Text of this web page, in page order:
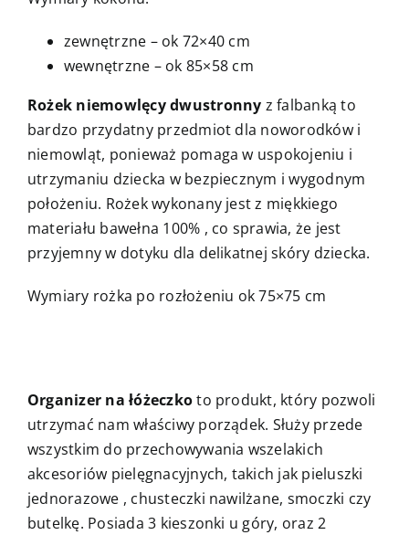
zewnętrzne – ok 72×40 cm
wewnętrzne – ok 85×58 cm
Rożek niemowlęcy dwustronny z falbanką to
bardzo przydatny przedmiot dla noworodków i
niemowląt, ponieważ pomaga w uspokojeniu i
utrzymaniu dziecka w bezpiecznym i wygodnym
położeniu. Rożek wykonany jest z miękkiego
materiału bawełna 100% , co sprawia, że jest
przyjemny w dotyku dla delikatnej skóry dziecka.
Wymiary rożka po rozłożeniu ok 75×75 cm
Organizer na łóżeczkoto produkt, który pozwoli
utrzymać nam właściwy porządek. Służy przede
wszystkim do przechowywania wszelakich
akcesoriów pielęgnacyjnych, takich jak pieluszki
jednorazowe , chusteczki nawilżane, smoczki czy
butelkę. Posiada 3 kieszonki u góry, oraz 2